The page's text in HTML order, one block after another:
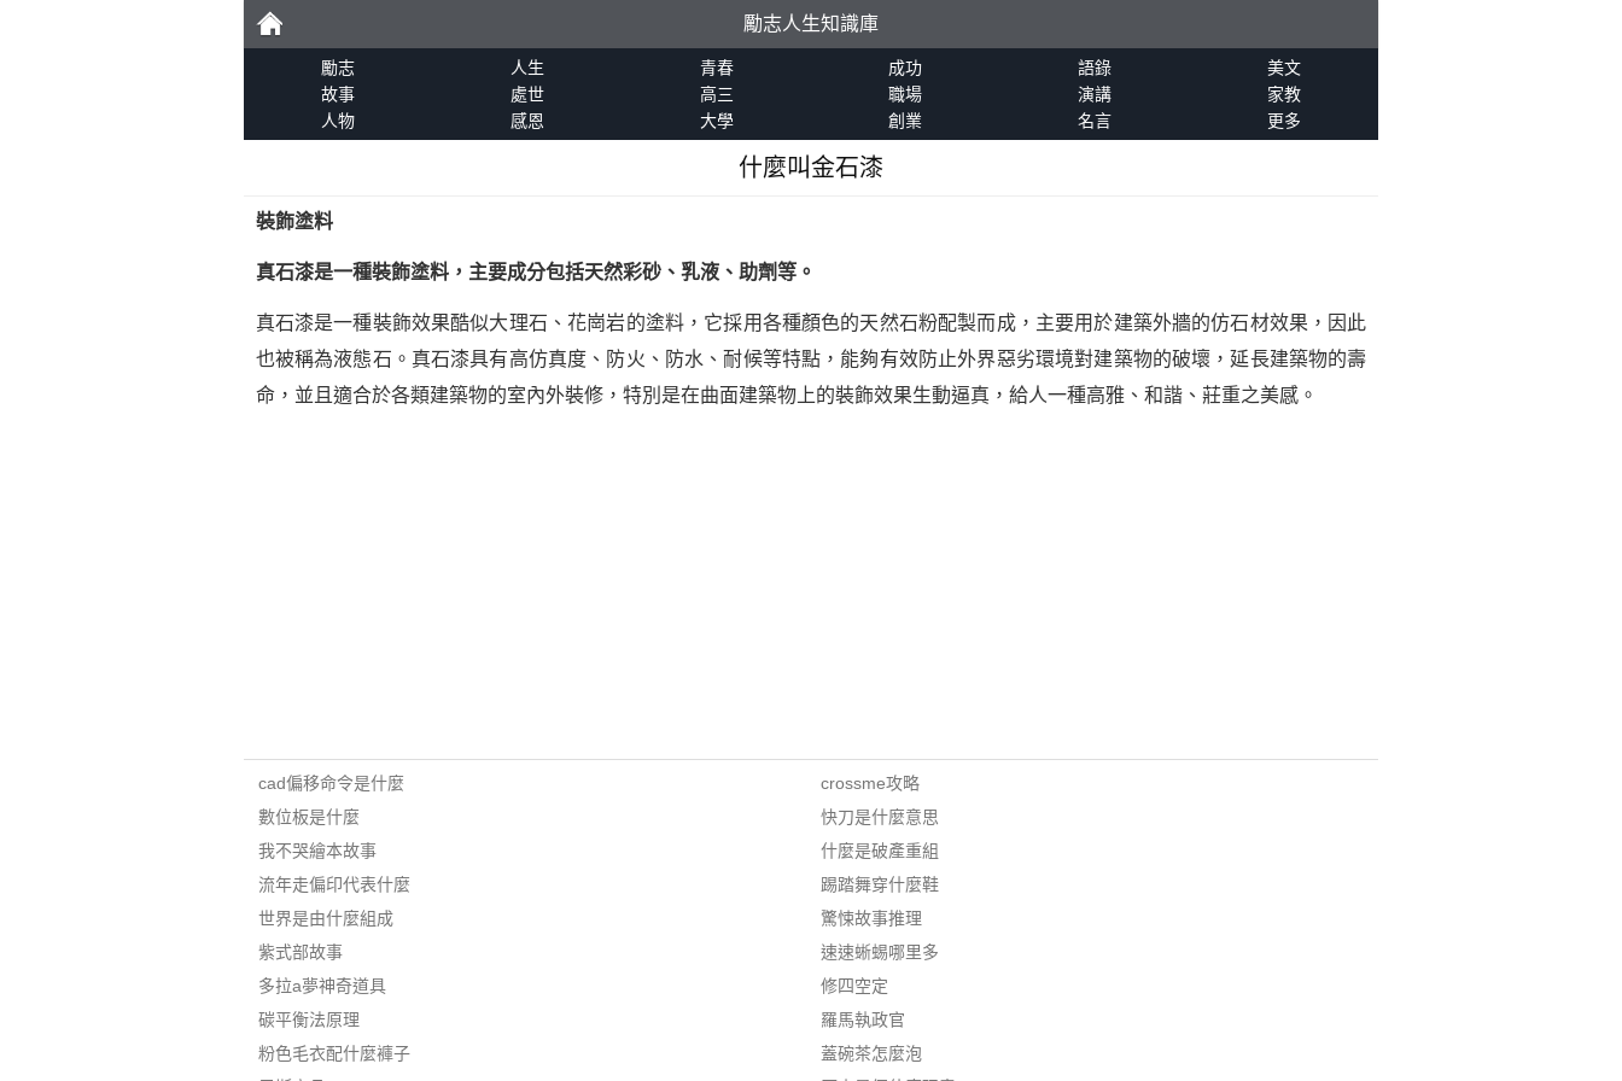
勵
勵志人生知識庫
勵志 人生 青春 成功 語錄
美文
故事
處世 高三 職場 演講
家教
人物
感恩 大學 創業 名言 更多
什麼叫金石漆
裝飾塗料
真石漆是一種裝飾塗料，主要成分包括天然彩砂、乳液、助劑等。
真石漆是一種裝飾效果酷似大理石、花崗岩的塗料，它採用各種顏色的天然石粉配製而成，主要用於建築外牆的仿石材效果，因此
也被稱為液態石。真石漆具有高仿真度、防火、防水、耐候等特點，能夠有效防止外界惡劣環境對建築物的破壞，延長建築物的壽
命，並且適合於各類建築物的室內外裝修，特別是在曲面建築物上的裝飾效果生動逼真，給人一種高雅、和諧、莊重之美感。
cad偏移命令是什麼
數位板是什麼
我不哭繪本故事
流年走偏印代表什麼
世界是由什麼組成
紫式部故事
多拉a夢神奇道具
碳平衡法原理
粉色毛衣配什麼褲子
crossme攻略
快刀是什麼意思
什麼是破產重組
踢踏舞穿什麼鞋
驚悚故事推理
速速蜥蜴哪里多
修四空定
羅馬執政官
蓋碗茶怎麼泡